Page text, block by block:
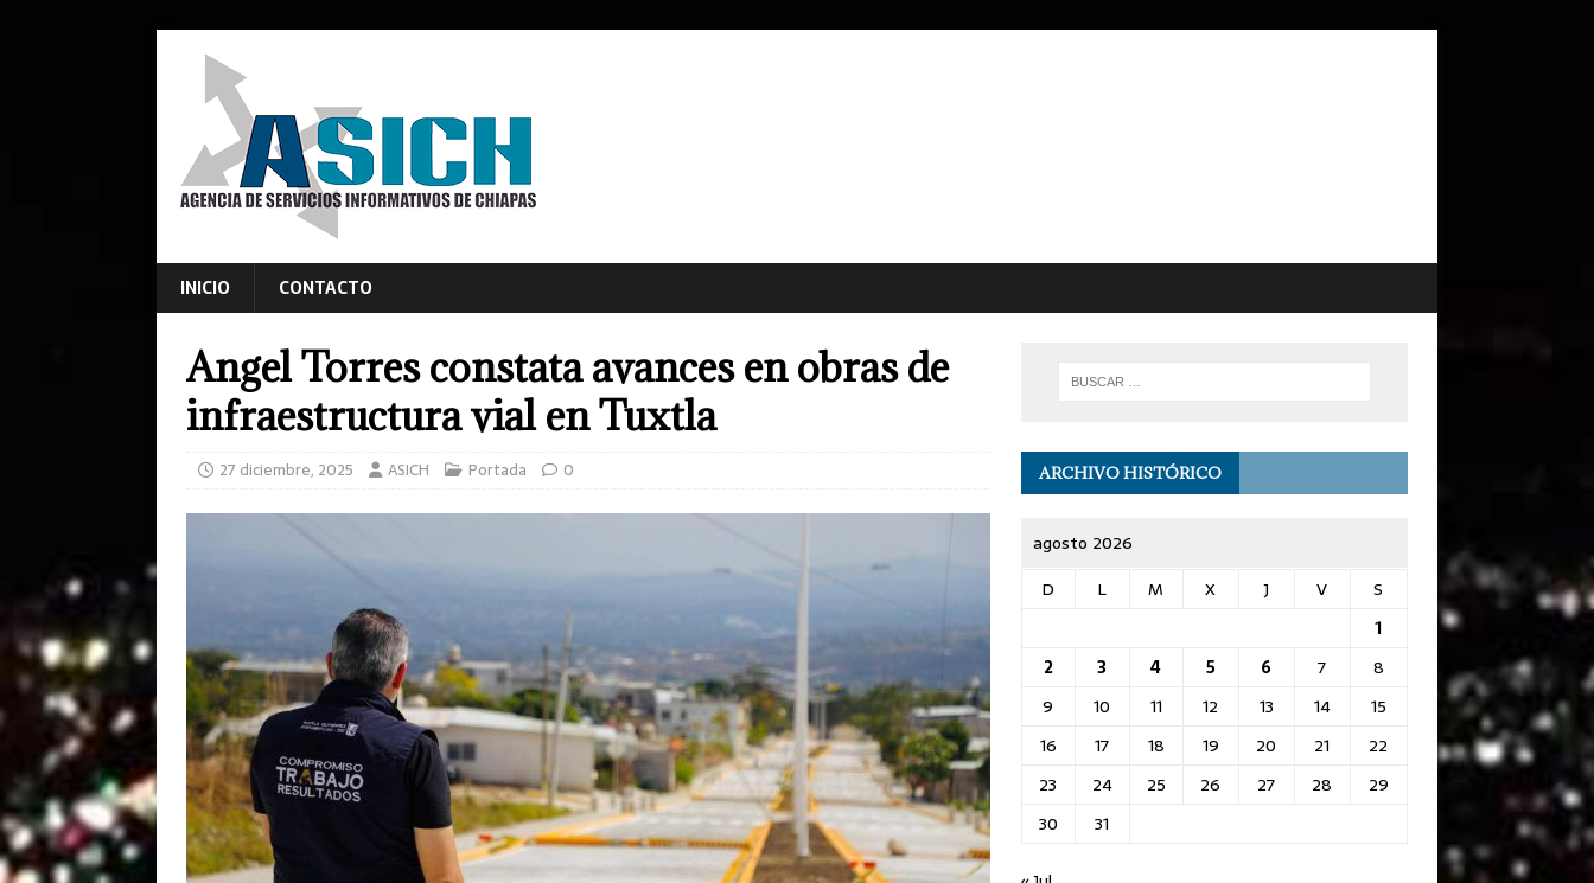
INICIO CONTACTO
Angel Torres constata avances en obras de
infraestructura vial en Tuxtla
27 diciembre, 2025 ASICH Portada 0 ARCHIVO HISTÓRICO
agosto 2026
D
L M X J V
S
1
2
3 4 5 6 7
8
9
10 11 12 13 14
15
16
17 18 19 20 21
22
23
24 25 26 27 28
29
30
31